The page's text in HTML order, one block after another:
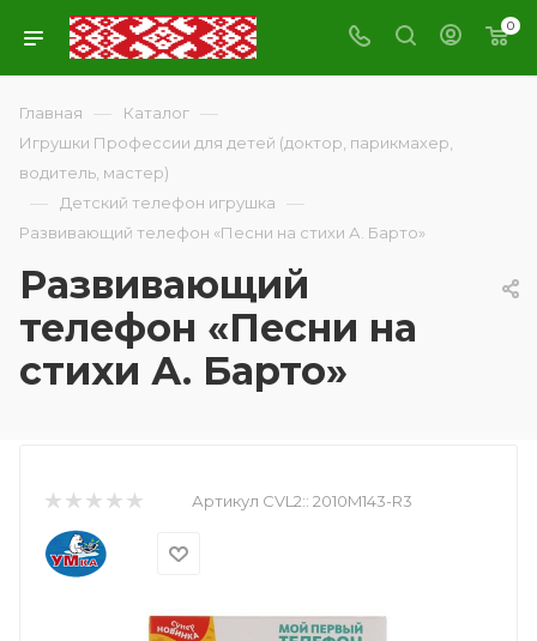
0
Главная — Каталог —
Игрушки Профессии для детей (доктор, парикмахер,
водитель, мастер)
— Детский телефон игрушка —
Развивающий телефон «Песни на стихи А. Барто»
Развивающий
телефон «Песни на
стихи А. Барто»
Артикул CVL2:: 2010M143-R3